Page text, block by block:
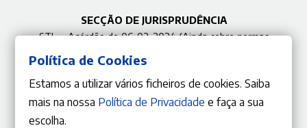
SECÇÃO DE JURISPRUDÊNCIA
STJ — Acórdão de 06-03-2024 (Ainda sobre normas
inderrogáveis, subsídio de férias e subsídio de Natal)
João Leal Amado | Milena da Silva Rouxinol
Política de Cookies
Estamos a utilizar vários ficheiros de cookies. Saiba
mais na nossa Política de Privacidade e faça a sua
escolha.